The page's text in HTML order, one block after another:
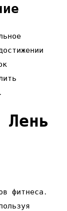
Лень
фитнеса․